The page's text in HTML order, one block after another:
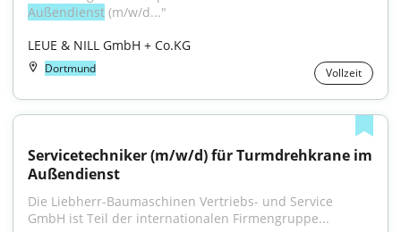
Außendienst (m/w/d..."
LEUE & NILL GmbH + Co.KG
Dortmund Vollzeit
Servicetechniker (m/w/d) für Turmdrehkrane im
Außendienst
Die Liebherr-Baumaschinen Vertriebs- und Service
GmbH ist Teil der internationalen Firmengruppe...